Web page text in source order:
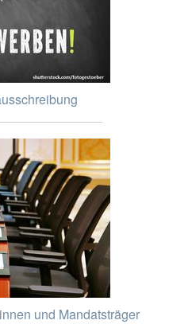
und Mandatsträger